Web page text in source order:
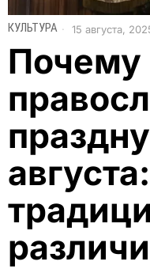
КУЛЬТУРА 15 августа,
Почему